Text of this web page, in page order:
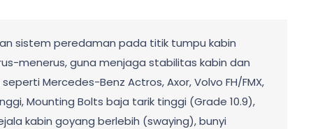
sistem peredaman pada titik tumpu kabin
menerus, guna menjaga stabilitas kabin dan
Mercedes-Benz Actros, Axor, Volvo FH/FMX,
Mounting Bolts baja tarik tinggi (Grade 10.9),
kabin goyang berlebih (swaying), bunyi